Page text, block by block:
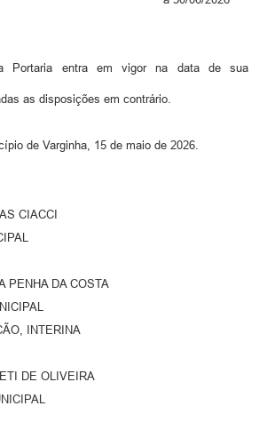
Portaria entra em vigor na data de sua
as disposições em contrário.
de Varginha, 15 de maio de 2026.
CIACCI
PENHA DA COSTA
INTERINA
DE OLIVEIRA